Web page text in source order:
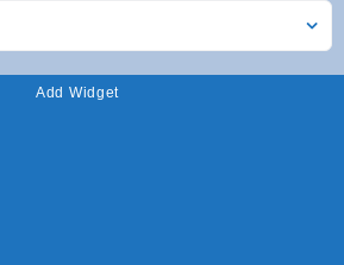
Add Widget